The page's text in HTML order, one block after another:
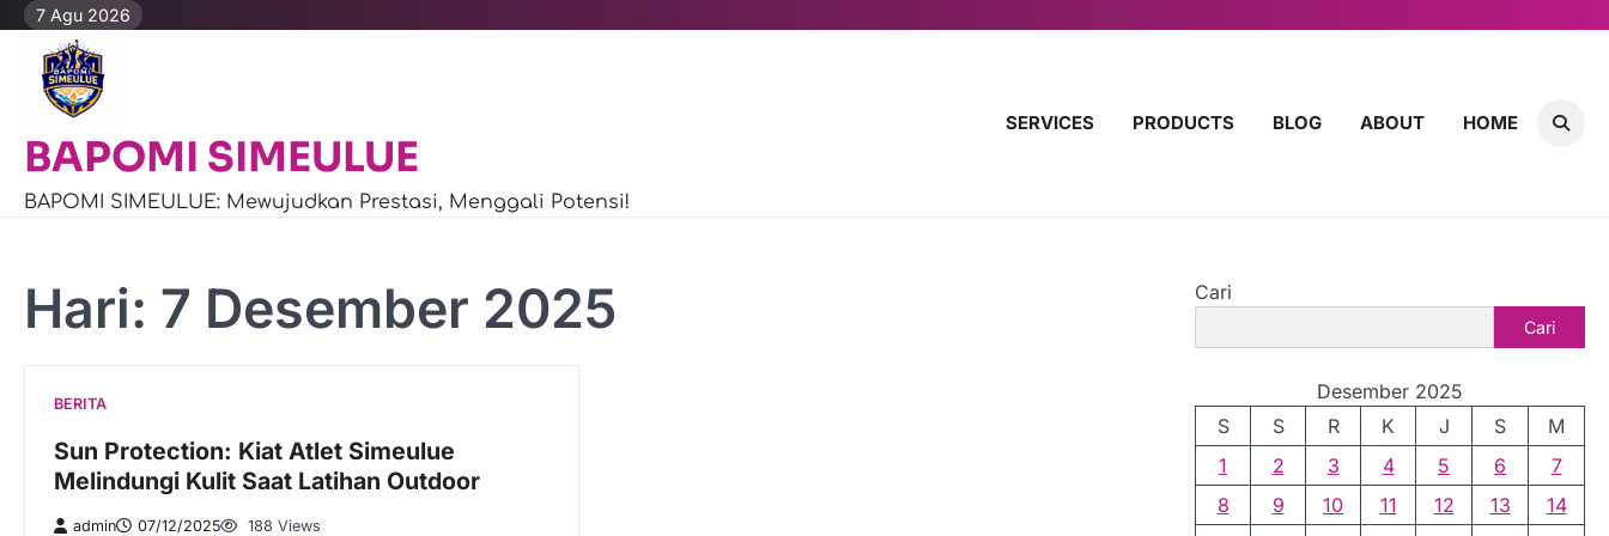
Skip
content
7 Agu 2026
BAPOMI SIMEULUE
BAPOMI SIMEULUE: Mewujudkan Prestasi, Menggali Potensi!
SERVICES PRODUCTS BLOG ABOUT HOME
Hari: 7 Desember 2025
BERITA
Sun Protection: Kiat Atlet Simeulue
Melindungi Kulit Saat Latihan Outdoor
admin 07/12/2025 188 Views
Cari
Cari
Desember 2025
S
S R K J S
M
1
2 3 4 5 6
7
8
9 10 11 12 13
14